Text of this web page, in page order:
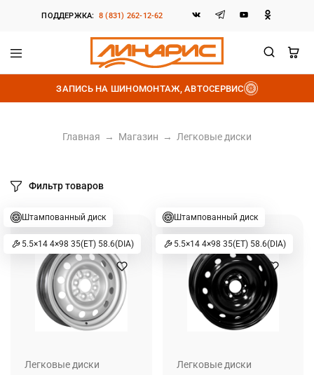
ПОДДЕРЖКА: 8 (831) 262-12-62
Линарис
Продажа
шин,
дисков
и
ЗАПИСЬ НА ШИНОМОНТАЖ, АВТОСЕРВИС
Главная → Магазин → Легковые диски
Фильтр товаров
Штампованный диск
5.5×14 4×98 35(ET) 58.6(DIA)
Легковые диски
Штампованный диск
5.5×14 4×98 35(ET) 58.6(DIA)
Легковые диски